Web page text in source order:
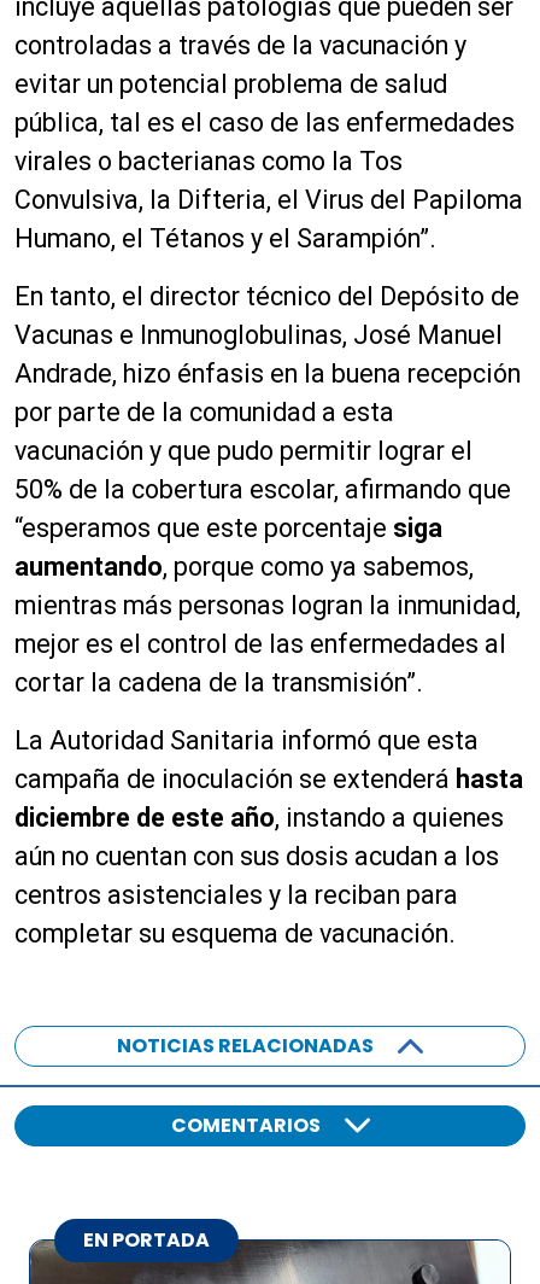
incluye aquellas patologías que pueden ser
controladas a través de la vacunación y
evitar un potencial problema de salud
pública, tal es el caso de las enfermedades
virales o bacterianas como la Tos
Convulsiva, la Difteria, el Virus del Papiloma
Humano, el Tétanos y el Sarampión”.
En tanto, el director técnico del Depósito de
Vacunas e Inmunoglobulinas, José Manuel
Andrade, hizo énfasis en la buena recepción
por parte de la comunidad a esta
vacunación y que pudo permitir lograr el
50% de la cobertura escolar, afirmando que
“esperamos que este porcentaje siga
aumentando, porque como ya sabemos,
mientras más personas logran la inmunidad,
mejor es el control de las enfermedades al
cortar la cadena de la transmisión”.
La Autoridad Sanitaria informó que esta
campaña de inoculación se extenderá hasta
diciembre de este año, instando a quienes
aún no cuentan con sus dosis acudan a los
centros asistenciales y la reciban para
completar su esquema de vacunación.
NOTICIAS RELACIONADAS
COMENTARIOS
EN PORTADA